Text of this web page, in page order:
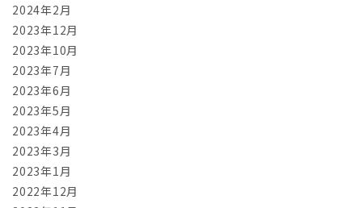
2024年2月
2023年12月
2023年10月
2023年7月
2023年6月
2023年5月
2023年4月
2023年3月
2023年1月
2022年12月